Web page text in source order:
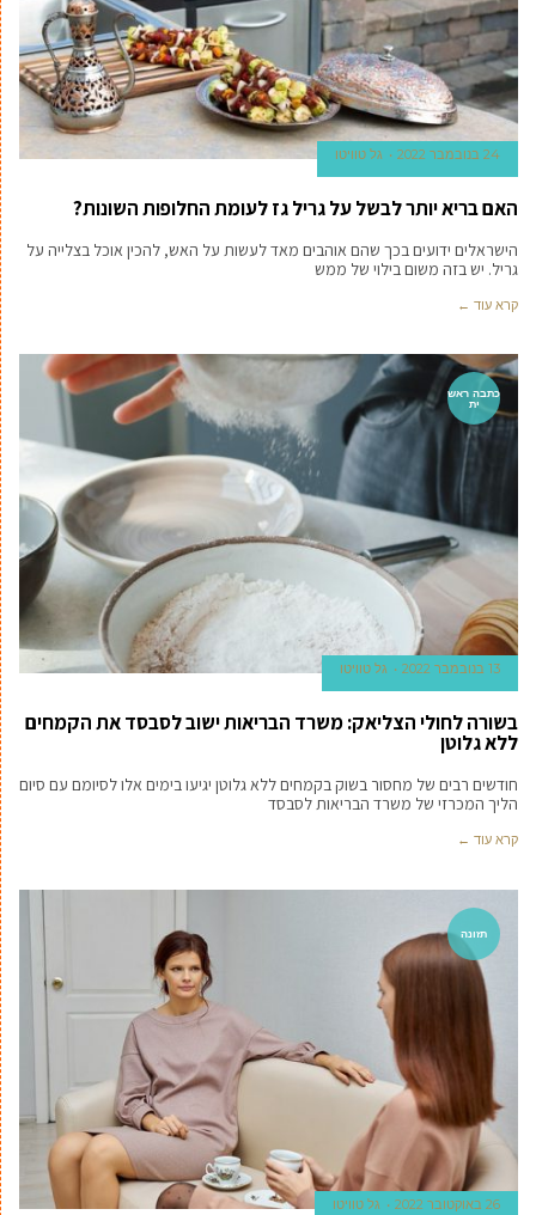
24 בנובמבר 2022 גל טוויטו
האם בריא יותר לבשל על גריל גז לעומת החלופות השונות?
הישראלים ידועים בכך שהם אוהבים מאד לעשות על האש, להכין אוכל בצלייה על
גריל. יש בזה משום בילוי של ממש
קרא עוד ←
כתבה ראש
ית
13 בנובמבר 2022 גל טוויטו
בשורה לחולי הצליאק: משרד הבריאות ישוב לסבסד את הקמחים
ללא גלוטן
חודשים רבים של מחסור בשוק בקמחים ללא גלוטן יגיעו בימים אלו לסיומם עם סיום
הליך המכרזי של משרד הבריאות לסבסד
קרא עוד ←
תזונה
26 באוקטובר 2022 גל טוויטו